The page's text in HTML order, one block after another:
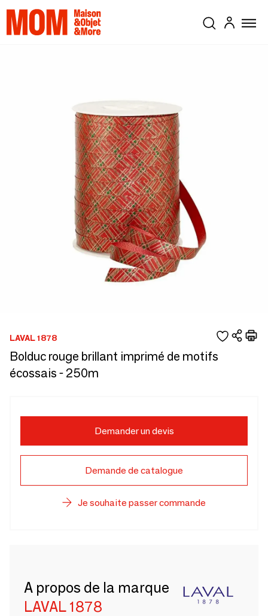
LAVAL 1878
Bolduc rouge brillant imprimé de motifs
écossais - 250m
Demander un devis
Demande de catalogue
Je souhaite passer commande
A propos de la marque
LAVAL 1878